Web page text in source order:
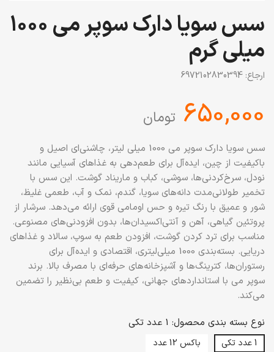
سس سویا دارک سوپر می 1000
میلی گرم
ارجاع: 6972102830394
‎650,000 تومان
سس سویا دارک سوپر می 1000 میلی لیتر، چاشنی‌ای اصیل و
باکیفیت از چین، ایده‌آل برای طعم‌دهی به غذاهای آسیایی مانند
نودل، سرخ‌کردنی‌ها، سوشی، کباب و ماریناد گوشت. این سس با
تخمیر طولانی‌مدت دانه‌های سویا، گندم، نمک و آب، طعمی غلیظ،
شور و عمیق با رنگ تیره و حس اومامی قوی ارائه می‌دهد. سرشار از
پروتئین گیاهی، آهن و آنتی‌اکسیدان‌ها، بدون افزودنی‌های مصنوعی.
مناسب برای ترد کردن گوشت، افزودن طعم به سوپ، سالاد و غذاهای
دریایی. بسته‌بندی 1000 میلی‌لیتری، اقتصادی و ایده‌آل برای
رستوران‌ها، کترینگ‌ها و آشپزخانه‌های حرفه‌ای با مصرف بالا. برند
سوپر می با استانداردهای جهانی، کیفیت و طعم بی‌نظیر را تضمین
می‌کند.
نوع بسته بندی محصول: 1 عدد تکی
1 عدد تکی باکس 12 عدد